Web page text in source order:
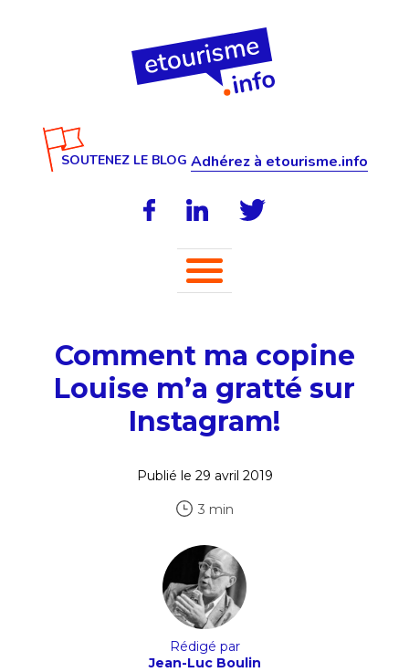
SOUTENEZ LE BLOG Adhérez à etourisme.info
Comment ma copine
Louise m’a gratté sur
Instagram!
Publié le 29 avril 2019
3 min
Rédigé par
Jean-Luc Boulin